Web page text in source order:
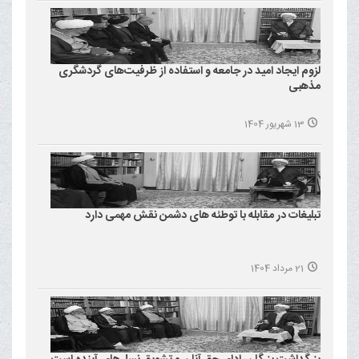
لزوم ایجاد امید در جامعه و استفاده از ظرفیت‌های گردشگری
مذهبی
13 شهریور 1404
تبلیغات در مقابله با توطئه های دشمن نقش مهمی دارد
21 مرداد 1404